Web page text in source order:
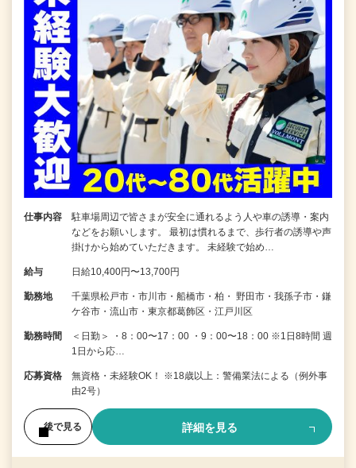
仕事内容
駐車場周辺で皆さまが安全に通れるよう人や車の誘導・案内
などをお願いします。 最初は慣れるまで、歩行者の誘導や声
掛けから始めていただきます。 未経験で始め…
給与 日給10,400円〜13,700円
勤務地
千葉県松戸市・市川市・船橋市・柏・ 野田市・我孫子市・鎌
ケ谷市・流山市・東京都葛飾区・江戸川区
勤務時間
＜日勤＞ ・8：00〜17：00 ・9：00〜18：00 ※1日8時間 週
1日から応…
応募資格
無資格・未経験OK！ ※18歳以上：警備業法による（例外事
由2号）
後で見る 詳細を見る